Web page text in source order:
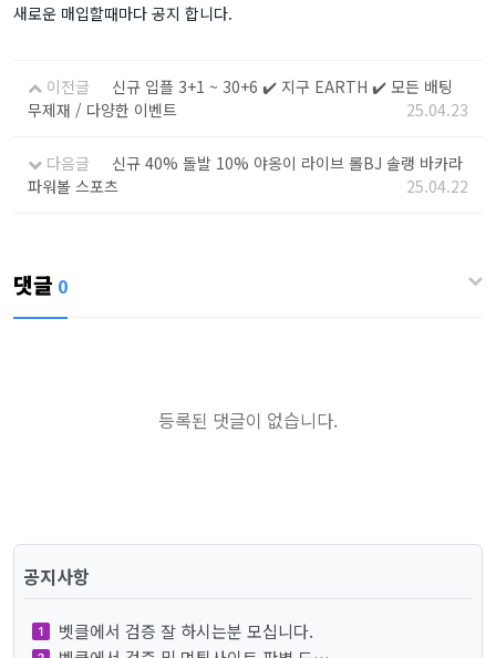
새로운 매입할때마다 공지 합니다.
이전글
신규 입플 3+1 ~ 30+6 ✔️ 지구 EARTH ✔️ 모든 배팅
무제재 / 다양한 이벤트
25.04.23
다음글
신규 40% 돌발 10% 야옹이 라이브 롤BJ 솔랭 바카라
파워볼 스포츠
25.04.22
댓글 0
등록된 댓글이 없습니다.
공지사항
벳클에서 검증 잘 하시는분 모십니다.